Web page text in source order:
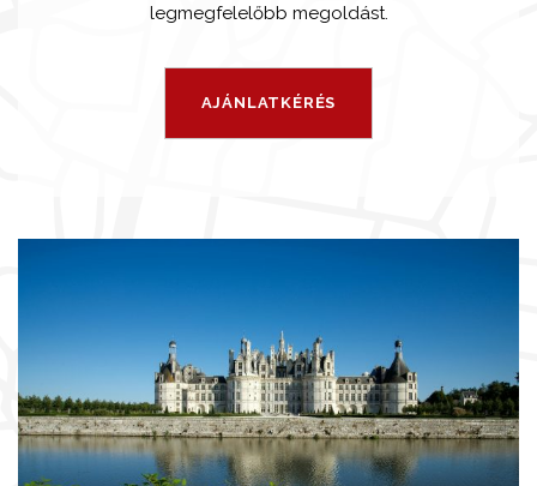
legmegfelelőbb megoldást.